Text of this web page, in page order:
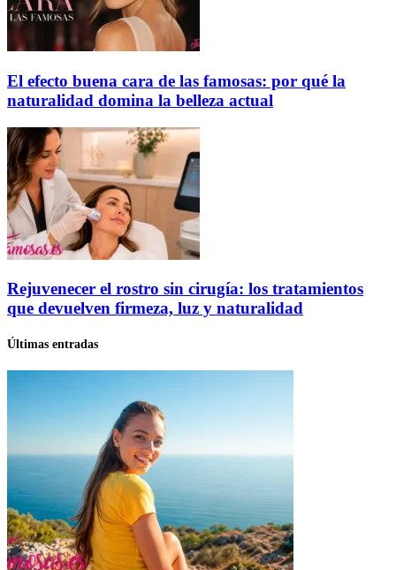
El efecto buena cara de las famosas: por qué la
naturalidad domina la belleza actual
Rejuvenecer el rostro sin cirugía: los tratamientos
que devuelven firmeza, luz y naturalidad
Últimas entradas